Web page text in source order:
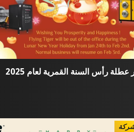
عطلة رأس السنة القمرية لعام 2025